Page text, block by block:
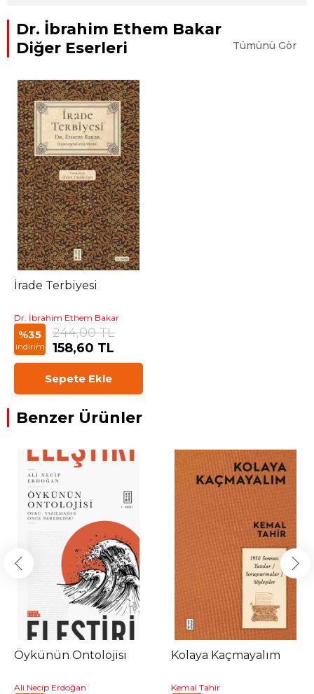
Dr. İbrahim Ethem Bakar
Diğer Eserleri
Tümünü Gör
İrade Terbiyesi
Dr. İbrahim Ethem Bakar
%35
indirim
244,00 TL
158,60 TL
Sepete Ekle
Benzer Ürünler
Öykünün Ontolojisi
Ali Necip Erdoğan
Kolaya Kaçmayalım
Kemal Tahir